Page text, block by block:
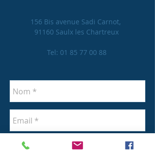
156 Bis avenue Sadi Carnot,
91160 Saulx les Chartreux
Tel: 01 85 77 00 88